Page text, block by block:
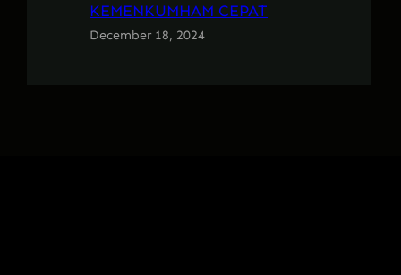
KEMENKUMHAM CEPAT
December 18, 2024